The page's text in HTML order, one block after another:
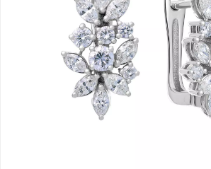
Браслеты